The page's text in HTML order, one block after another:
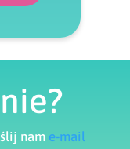
nam e-mail